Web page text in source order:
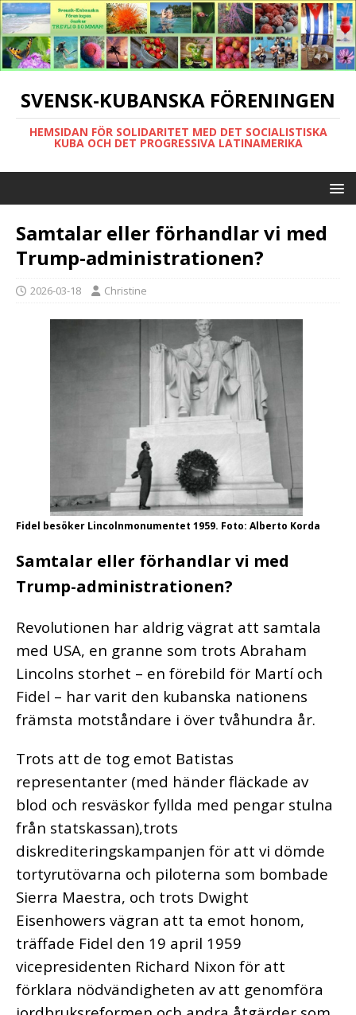
SVENSK-KUBANSKA FÖRENINGEN
HEMSIDAN FÖR SOLIDARITET MED DET SOCIALISTISKA
KUBA OCH DET PROGRESSIVA LATINAMERIKA
Samtalar eller förhandlar vi med
Trump-administrationen?
2026-03-18 Christine
Fidel besöker Lincolnmonumentet 1959. Foto: Alberto Korda
Samtalar eller förhandlar vi med
Trump-administrationen?
Revolutionen har aldrig vägrat att samtala
med USA, en granne som trots Abraham
Lincolns storhet – en förebild för Martí och
Fidel – har varit den kubanska nationens
främsta motståndare i över tvåhundra år.
Trots att de tog emot Batistas
representanter (med händer fläckade av
blod och resväskor fyllda med pengar stulna
från statskassan),trots
diskrediteringskampanjen för att vi dömde
tortyrutövarna och piloterna som bombade
Sierra Maestra, och trots Dwight
Eisenhowers vägran att ta emot honom,
träffade Fidel den 19 april 1959
vicepresidenten Richard Nixon för att
förklara nödvändigheten av att genomföra